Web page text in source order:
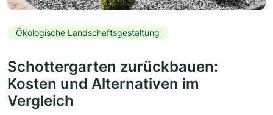
Ökologische Landschaftsgestaltung
Schottergarten zurückbauen:
Kosten und Alternativen im
Vergleich